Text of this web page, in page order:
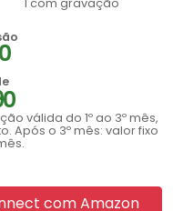
1 com gravação
válida do 1º ao 3º mês,
Após o 3º mês: valor fixo
com Amazon